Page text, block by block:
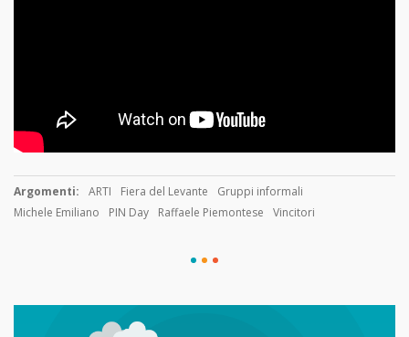
Argomenti: ARTI Fiera del Levante
Gruppi informali
Michele Emiliano
PIN Day Raffaele Piemontese Vincitori